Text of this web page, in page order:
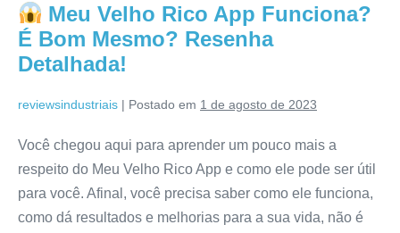
Meu Velho Rico App Funciona?
É Bom Mesmo? Resenha
Detalhada!
reviewsindustriais | Postado em 1 de agosto de 2023
Você chegou aqui para aprender um pouco mais a
respeito do Meu Velho Rico App e como ele pode ser útil
para você. Afinal, você precisa saber como ele funciona,
como dá resultados e melhorias para a sua vida, não é